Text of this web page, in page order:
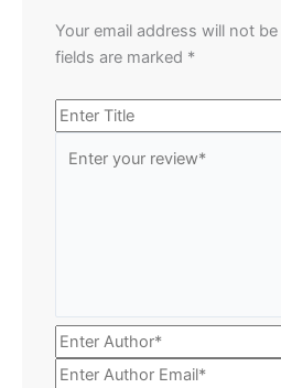
Your email address will not
fields are marked *